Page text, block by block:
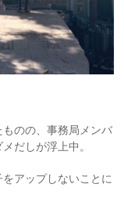
ものの、事務局メンバ
だしが浮上中。
をアップしないことに